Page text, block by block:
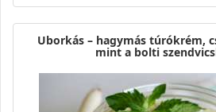
Uborkás – hagymás túrókrém,
mint a bolti